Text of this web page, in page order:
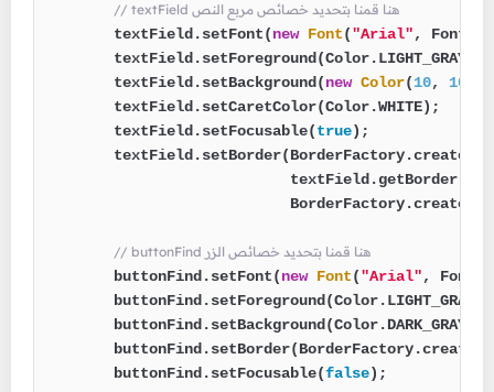
// textField هنا قمنا بتحديد خصائص مربع النص
textField.setFont(new Font("Arial",
textField.setForeground(Color.LIGHT_GRAY);
textField.setBackground(new Color(10, 10
textField.setCaretColor(Color.WHITE);
textField.setFocusable(true);
textField.getBorder(),
// buttonFind هنا قمنا بتحديد خصائص الزر
buttonFind.setFont(new Font("Arial",
buttonFind.setForeground(Color.LIGHT_GRAY);
buttonFind.setBackground(Color.DARK_GRAY);
buttonFind.setFocusable(false);